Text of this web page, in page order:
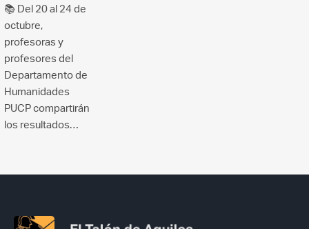
📚 Del 20 al 24 de
octubre,
profesoras y
profesores del
Departamento de
Humanidades
PUCP compartirán
los resultados…